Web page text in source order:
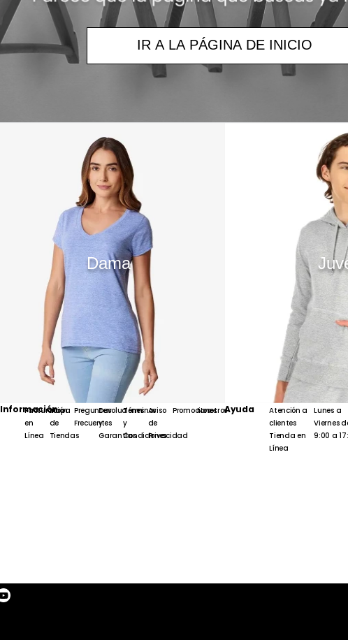
IR A LA PÁGINA DE INICIO
Dama
Información
Facturación
en
Línea
Mapa
de
Tiendas
Preguntas
Frecuentes
Devoluciones
y
Garantías
Términos
y
Condiciones
Aviso
de
Privacidad
Promociones
NosotrosAyuda
Atención a
clientes
Tienda en
Línea
Lunes a
Viernes
9:00 a